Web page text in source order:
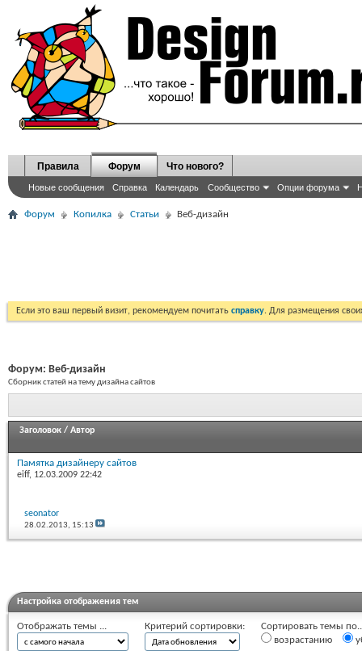
Правила Форум
Новые сообщения Справка Календарь Сообщество Опции форума
Что нового?
Форум Копилка Статьи Веб-дизайн
Если это ваш первый визит, рекомендуем почитать справку. Для размещения
Форум: Веб-дизайн
Сборник статей на тему дизайна сайтов
Заголовок / Автор
Памятка дизайнеру сайтов
eiff, 12.03.2009 22:42
seonator
28.02.2013, 15:13
Настройка отображения тем
Отображать темы ... Критерий сортировки:
Сортировать темы
возрастанию